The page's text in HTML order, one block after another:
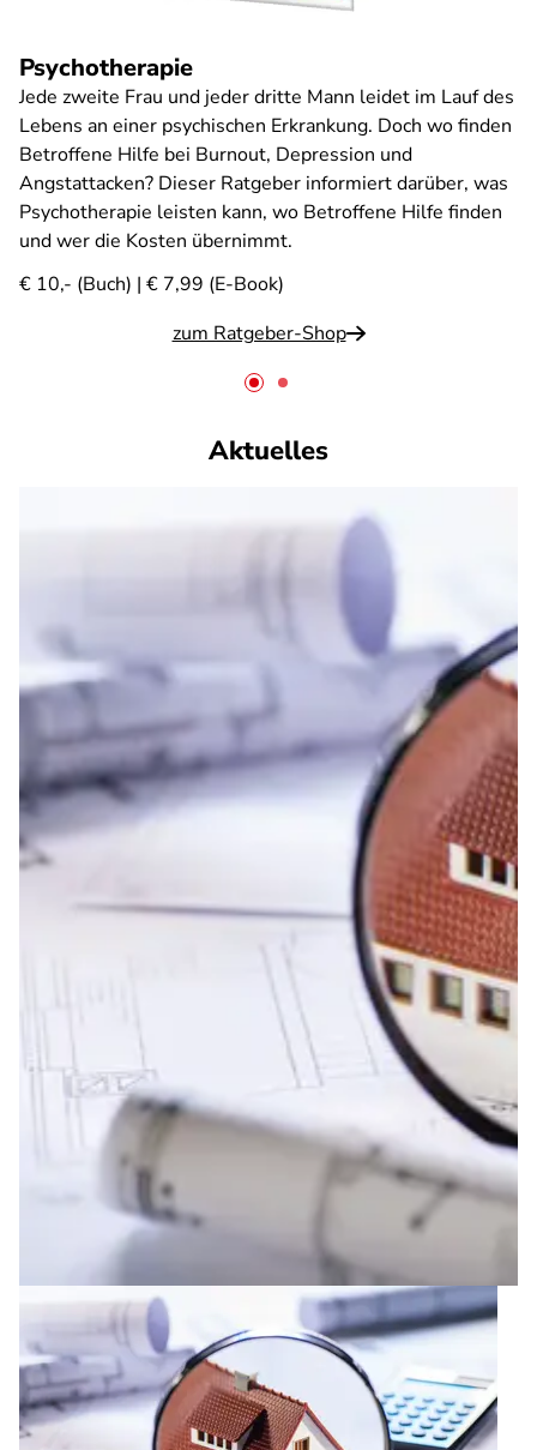
Psychotherapie
Jede zweite Frau und jeder dritte Mann leidet im Lauf des
Lebens an einer psychischen Erkrankung. Doch wo finden
Betroffene Hilfe bei Burnout, Depression und
Angstattacken? Dieser Ratgeber informiert darüber, was
Psychotherapie leisten kann, wo Betroffene Hilfe finden
und wer die Kosten übernimmt.
€ 10,- (Buch) | € 7,99 (E-Book)
zum Ratgeber-Shop
Aktuelles